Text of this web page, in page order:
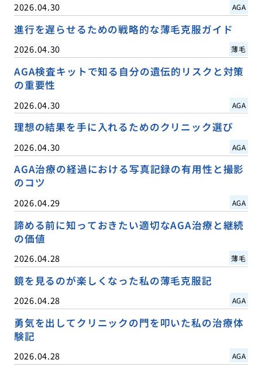
2026.04.30 AGA
進行を遅らせるための戦略的な薄毛克服ガイド
2026.04.30 薄毛
AGA検査キットで知る自分の遺伝的リスクと対策
の重要性
2026.04.30 AGA
理想の結果を手に入れるためのクリニック選び
2026.04.30 AGA
AGA治療の経過における写真記録の有用性と撮影
のコツ
2026.04.29 AGA
諦める前に知っておきたい適切なAGA治療と継続
の価値
2026.04.28 薄毛
鏡を見るのが楽しくなった私の薄毛克服記
2026.04.28 AGA
勇気を出してクリニックの門を叩いた私の治療体
験記
2026.04.28 AGA